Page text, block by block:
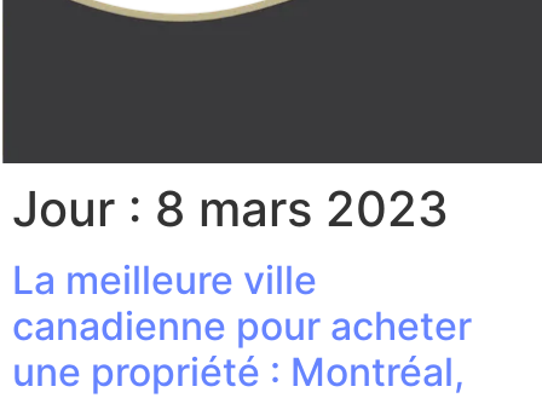
Jour : 8 mars 2023
La meilleure ville
canadienne pour acheter
une propriété : Montréal,